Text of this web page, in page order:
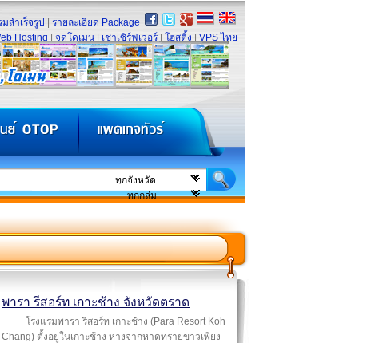
มสำเร็จรูป
รายละเอียด Package
Hosting จดโดเมน เช่าเซิร์ฟเวอร์ โฮสติ้ง VPS ไทย
พารา รีสอร์ท เกาะช้าง จังหวัดตราด
โรงแรมพารา รีสอร์ท เกาะช้าง (Para Resort Koh
Chang) ตั้งอยู่ในเกาะช้าง ห่างจากหาดทรายขาวเพียง